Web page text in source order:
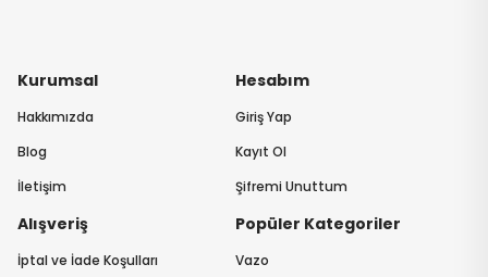
Kurumsal
Hakkımızda
Blog
İletişim
Hesabım
Giriş Yap
Kayıt Ol
Şifremi Unuttum
Alışveriş
İptal ve İade Koşulları
Popüler Kategoriler
Vazo